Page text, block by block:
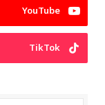
YouTube
TikTok